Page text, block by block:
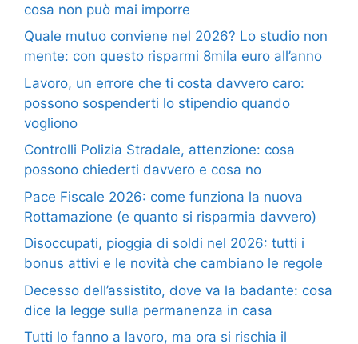
cosa non può mai imporre
Quale mutuo conviene nel 2026? Lo studio non
mente: con questo risparmi 8mila euro all’anno
Lavoro, un errore che ti costa davvero caro:
possono sospenderti lo stipendio quando
vogliono
Controlli Polizia Stradale, attenzione: cosa
possono chiederti davvero e cosa no
Pace Fiscale 2026: come funziona la nuova
Rottamazione (e quanto si risparmia davvero)
Disoccupati, pioggia di soldi nel 2026: tutti i
bonus attivi e le novità che cambiano le regole
Decesso dell’assistito, dove va la badante: cosa
dice la legge sulla permanenza in casa
Tutti lo fanno a lavoro, ma ora si rischia il